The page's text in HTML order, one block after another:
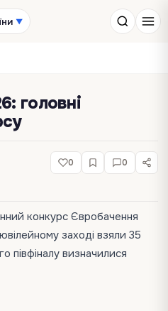
▼
головні
0 0
конкурс Євробачення
заході взяли 35
півфіналу визначилися